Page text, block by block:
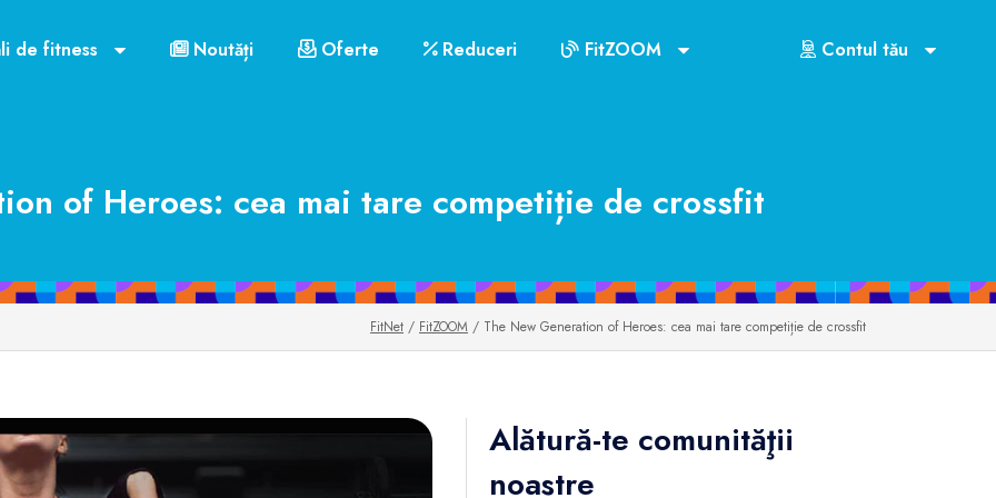
de fitness Noutăți Oferte Reduceri FitZOOM Contul tău
of Heroes: cea mai tare competiție de crossfit
FitNet / FitZOOM / The New Generation of Heroes: cea mai tare competiție de crossfit
Alătură-te comunităţii
noastre